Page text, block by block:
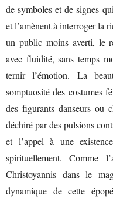
de symboles et de signes
et l’amènent à interroger la
un public moins averti, le
avec fluidité, sans temps
ternir l’émotion. La
somptuosité des costumes
des figurants danseurs ou
déchiré par des pulsions
et l’appel à une
spirituellement. Comme
Christoyannis dans le
dynamique de cette